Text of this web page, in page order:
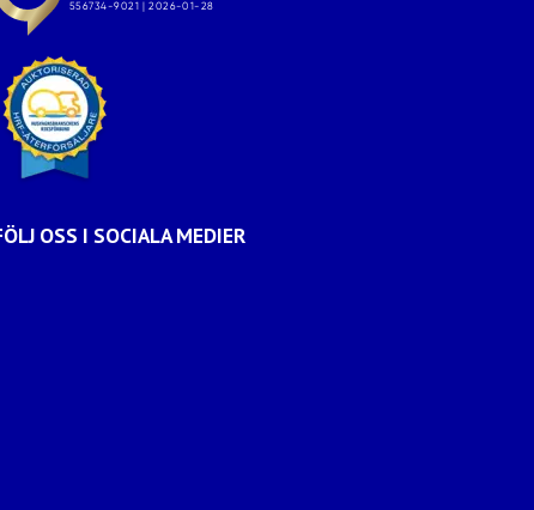
OSS I SOCIALA MEDIER